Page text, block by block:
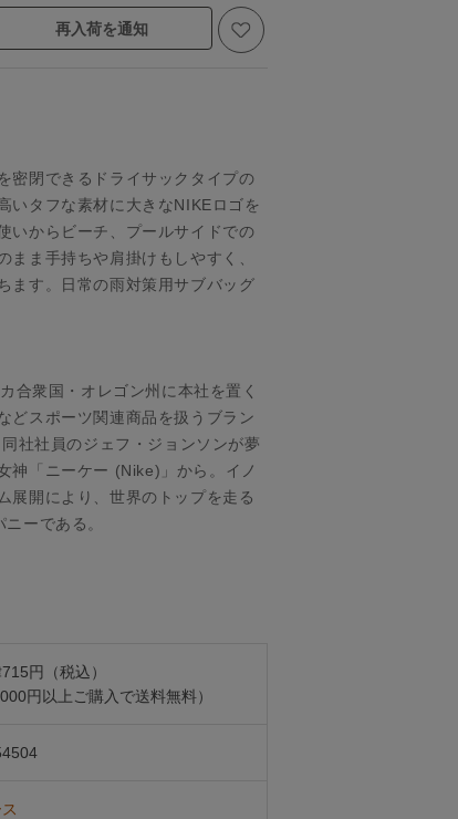
再入荷を通知
密閉できるドライサックタイプの
いタフな素材に大きなNIKEロゴを
いからビーチ、プールサイドでの
まま手持ちや肩掛けもしやすく、
ます。日常の雨対策用サブバッグ
合衆国・オレゴン州に本社を置く
どスポーツ関連商品を扱うブラン
社社員のジェフ・ジョンソンが夢
神「ニーケー (Nike)」から。イノ
展開により、世界のトップを走る
ーである。
円（税込）
円以上ご購入で送料無料）